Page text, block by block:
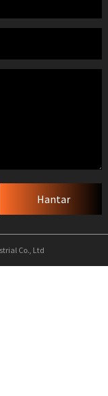
Hantar
Co., Ltd